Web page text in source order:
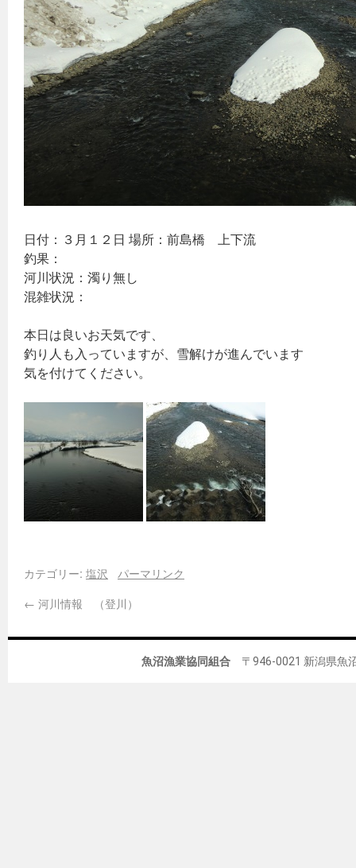
日付：３月１２日 場所：前島橋 上下流
釣果：
河川状況：濁り無し
混雑状況：
本日は良いお天気です、
釣り人も入っていますが、雪解けが進んでいます
気を付けてください。
カテゴリー: 塩沢
パーマリンク
← 河川情報 （登川）
魚沼漁業協同組合 〒946-0021 新潟県魚